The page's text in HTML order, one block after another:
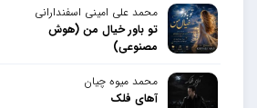
محمد علی امینی اسفندارانی
تو باور خیال من (هوش
مصنوعی)
محمد میوه چیان
آهای فلک